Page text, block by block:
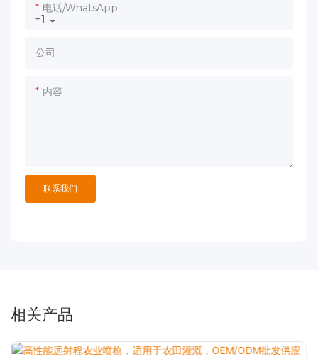
+1
电话/WhatsApp
公司
内容
联系我们
相关产品